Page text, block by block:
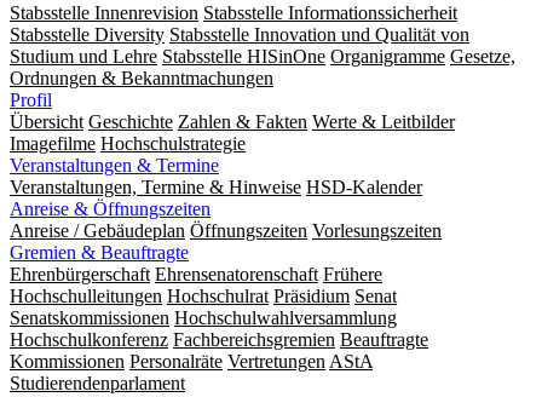
Stabsstelle Innenrevision Stabsstelle In­for­ma­ti­ons­sicher­heit
Stabsstelle Diversity Stabsstelle Innovation und Qualität von
Studium und Lehre Stabsstelle HISinOne Organigramme Gesetze,
Ordnungen & Bekanntmachungen
Profil
Übersicht Geschichte Zahlen & Fakten Werte & Leitbilder
Imagefilme Hochschulstrategie
Veranstaltungen & Termine
Veranstaltungen, Termine & Hinweise HSD-Kalender
Anreise & Öffnungszeiten
Anreise / Gebäudeplan Öffnungszeiten Vorlesungszeiten
Gremien & Beauftragte
Ehrenbürgerschaft Ehrensenatorenschaft Frühere
Hochschulleitungen Hochschulrat Präsidium Senat
Senatskommissionen Hochschulwahlversammlung
Hochschulkonferenz Fachbereichsgremien Beauftragte
Kommissionen Personalräte Vertretungen AStA
Studierendenparlament